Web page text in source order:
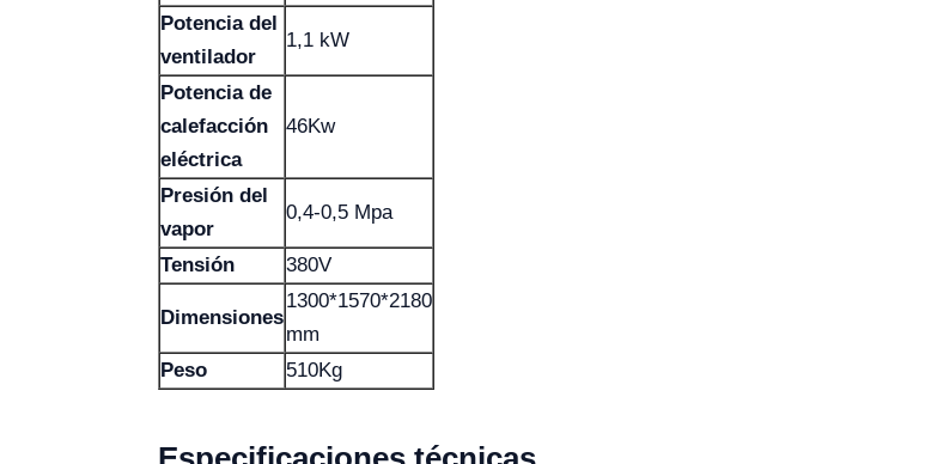
Potencia del
ventilador
1,1 kW
Potencia de
calefacción
eléctrica
46Kw
Presión del
vapor
0,4-0,5 Mpa
Tensión 380V
Dimensiones
1300*1570*2180
mm
Peso
510Kg